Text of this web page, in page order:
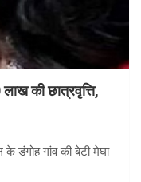
की छात्रवृत्ति,
डंगोह गांव की बेटी मेघा